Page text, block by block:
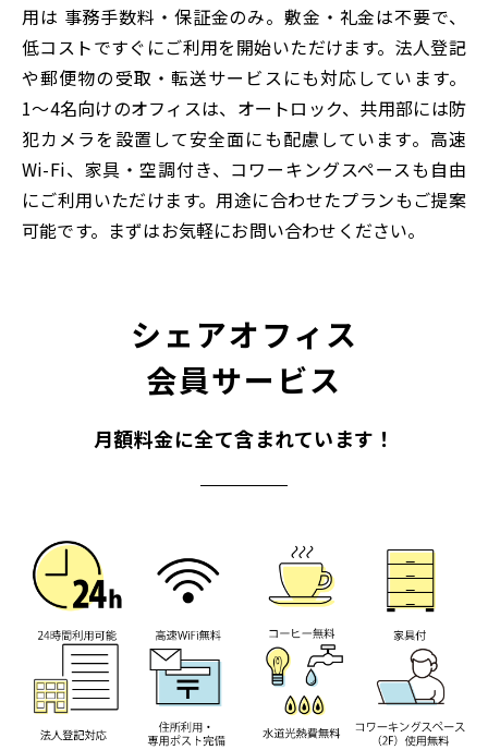
用は 事務手数料・保証金のみ。敷金・礼金は不要で、
低コストですぐにご利用を開始いただけます。法人登記
や郵便物の受取・転送サービスにも対応しています。
1〜4名向けのオフィスは、オートロック、共用部には防
犯カメラを設置して安全面にも配慮しています。高速
Wi-Fi、家具・空調付き、コワーキングスペースも自由
にご利用いただけます。用途に合わせたプランもご提案
可能です。まずはお気軽にお問い合わせください。
シェアオフィス
会員サービス
月額料金に全て含まれています！